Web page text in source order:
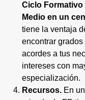
Ciclo Formativo
Medio en un
tiene la ventaja
encontrar
acordes a tus
intereses con
especialización.
Recursos. En